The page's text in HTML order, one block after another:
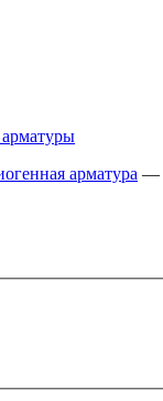
арматура —